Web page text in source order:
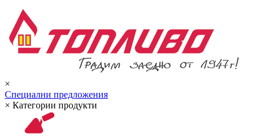
×
Специални предложения
× Категории продукти